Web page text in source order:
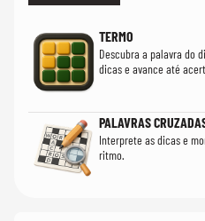
TERMO
Descubra a palavra do
dicas e avance até
PALAVRAS
Interprete as dicas e
ritmo.